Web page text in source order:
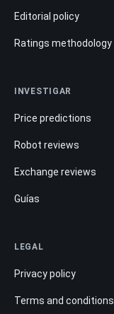
Editorial policy
Ratings methodology
INVESTIGAR
Price predictions
Robot reviews
Exchange reviews
Guías
LEGAL
Privacy policy
Terms and conditions